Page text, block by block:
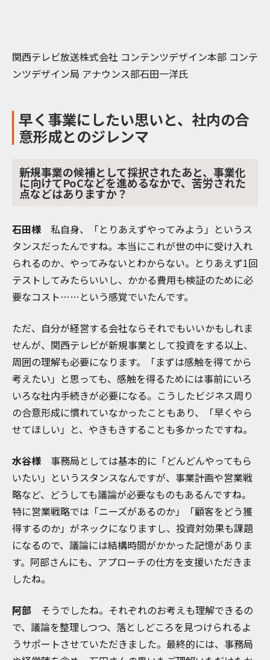
関西テレビ放送株式会社 コンテンツデザイン本部 コンテ
ンツデザイン局 アナウンス部石田一洋氏
早く事業にしたい思いと、社内の合
意形成とのジレンマ
――新規事業の候補として採択されたあと、事業化
に向けてPoCなどを進めるなかで、苦労された
点などはありますか？
石田様 私自身、「とりあえずやってみよう」というス
タンスだったんですね。本当にこれが世の中に受け入れ
られるのか、やってみないとわからない。とりあえず1回
テストしてみたらいいし、かかる費用も検証のために必
要なコスト……という感覚でいたんです。
ただ、自分が経営する会社ならそれでもいいかもしれま
せんが、関西テレビが新規事業として投資をする以上、
周囲の理解も必要になります。「まずは感触を得てから
考えたい」と思っても、感触を得るためには事前にいろ
いろな社内手続きが必要になる。こうしたビジネス周り
の合意形成に慣れていなかったこともあり、「早くやら
せてほしい」と、やきもきすることも多かったですね。
水谷様 事務局としては基本的に「どんどんやってもら
いたい」というスタンスなんですが、事業計画や営業戦
略など、どうしても議論が必要なものもあるんですね。
特に営業戦略では「ニーズがあるのか」「顧客をどう獲
得するのか」がネックになりますし、投資対効果も課題
になるので、議論には結構時間がかかった記憶がありま
す。阿部さんにも、アプローチの仕方を支援いただきま
したね。
阿部 そうでしたね。それぞれのお考えも理解できるの
で、議論を整理しつつ、落としどころを見つけられるよ
うサポートさせていただきました。最終的には、事務局